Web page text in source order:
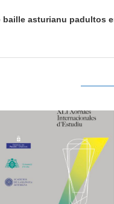
baille asturianu padultos